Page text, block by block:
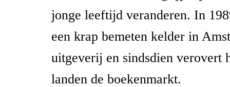
jonge leeftijd veranderen. In
een krap bemeten kelder in
uitgeverij en sindsdien verovert
landen de boekenmarkt.